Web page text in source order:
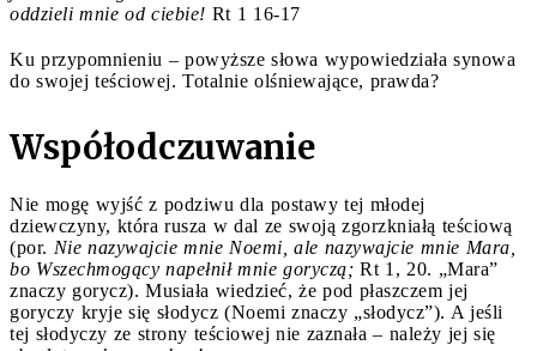
oddzieli mnie od ciebie! Rt 1 16-17
Ku przypomnieniu – powyższe słowa wypowiedziała synowa
do swojej teściowej. Totalnie olśniewające, prawda?
Współodczuwanie
Nie mogę wyjść z podziwu dla postawy tej młodej
dziewczyny, która rusza w dal ze swoją zgorzkniałą teściową
(por. Nie nazywajcie mnie Noemi, ale nazywajcie mnie Mara,
bo Wszechmogący napełnił mnie goryczą; Rt 1, 20. „Mara”
znaczy gorycz). Musiała wiedzieć, że pod płaszczem jej
goryczy kryje się słodycz (Noemi znaczy „słodycz”). A jeśli
tej słodyczy ze strony teściowej nie zaznała – należy jej się